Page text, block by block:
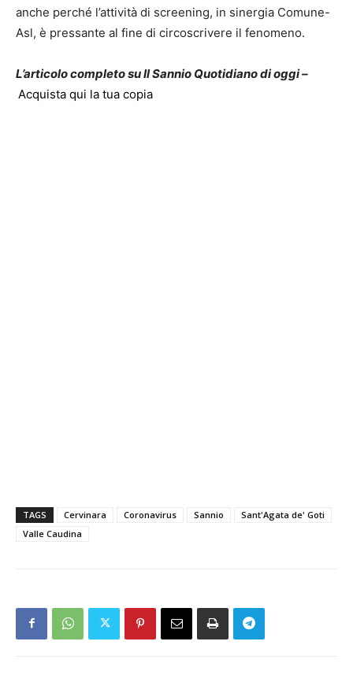
anche perché l’attività di screening, in sinergia Comune-
Asl, è pressante al fine di circoscrivere il fenomeno.
L’articolo completo su Il Sannio Quotidiano di oggi –
Acquista qui la tua copia
TAGS Cervinara Coronavirus Sannio
Sant'Agata de' Goti
Valle Caudina